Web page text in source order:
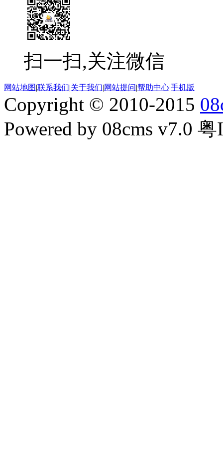
扫一扫,关注微信
网站地图|联系我们|关于我们|网站提问|帮助中心|手机版
Copyright © 2010-2015
Powered by 08cms v7.0